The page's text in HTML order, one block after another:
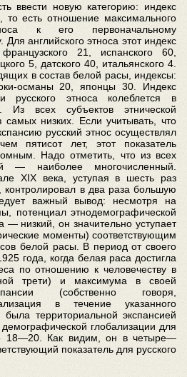
ввести новую категорию: индекс
то есть отношение максимального
к его первоначальному
английского этноса этот индекс
21, испанского 60,
5, датского 40, итальянского 4.
в состав белой расы, индексы:
османы 20, японцы 30. Индекс
русского этноса колеблется в
всех субъектов этнической
низких. Если учитывать, что
русский этнос осуществлял
пятисот лет, этот показатель
Надо отметить, что из всех
— наиболее многочисленный.
XIX века, уступая в шесть раз
контролировал в два раза большую
важный вывод: несмотря на
потенциал этнодемографической
— низкий, он значительно уступает
моменты) соответствующим
белой расы. В период от своего
года, когда белая раса достигла
по отношению к человечеству в
трети) и максимума в своей
(собственно говоря,
в течение указанного
территориальной экспансией
глобализации для
18—20. Как видим, он в четыре—
показатель для русского